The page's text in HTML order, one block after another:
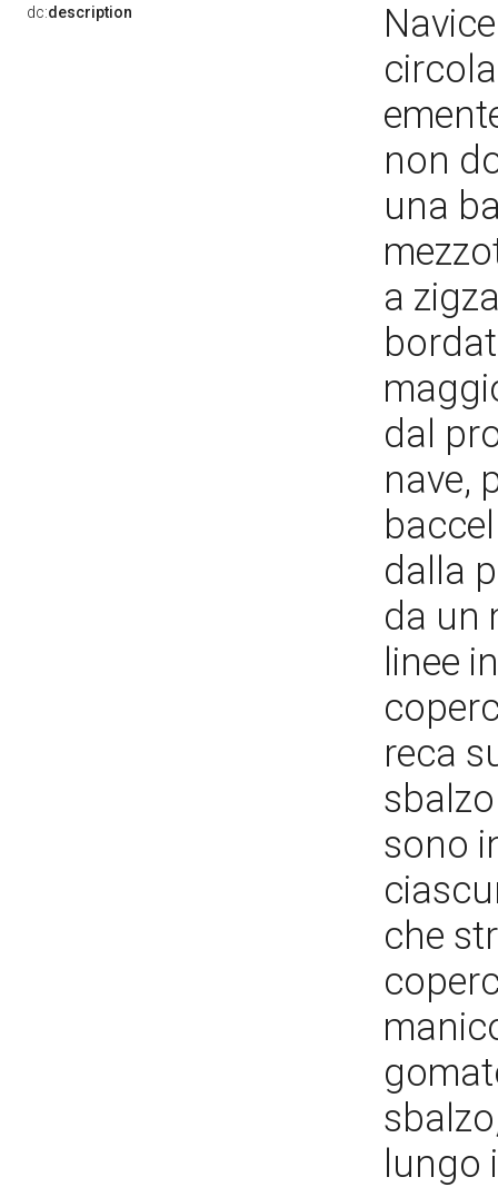
dc:description
non
una
a
dal
nave,
dalla
da un
linee
reca
sono
che